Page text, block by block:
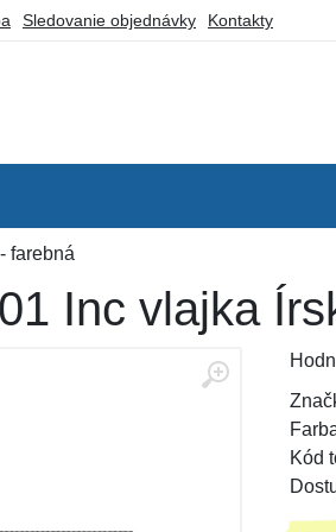
Sledovanie objednávky Kontakty
farebná
Inc vlajka
Kód